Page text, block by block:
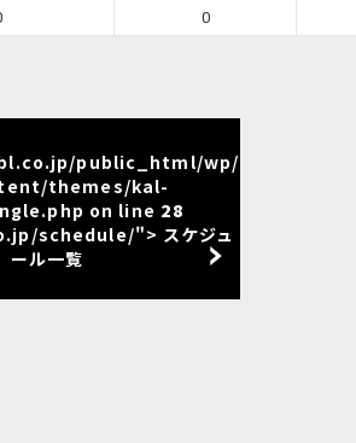
0
public_html/wp/
themes/kal-
on line 28
schedule/"> スケジュ
ール一覧